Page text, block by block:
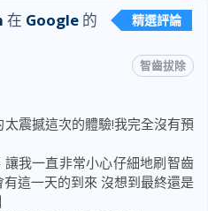
在 Google 的
精選評論
智齒拔除
震撼這次的體驗!我完全沒有預
我一直非常小心仔細地刷智齒
這一天的到來 沒想到最終還是